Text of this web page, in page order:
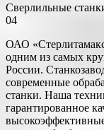
Сверлильные
04
ОАО
одним из самых
России.
современные
станки. Наша
гарантированное